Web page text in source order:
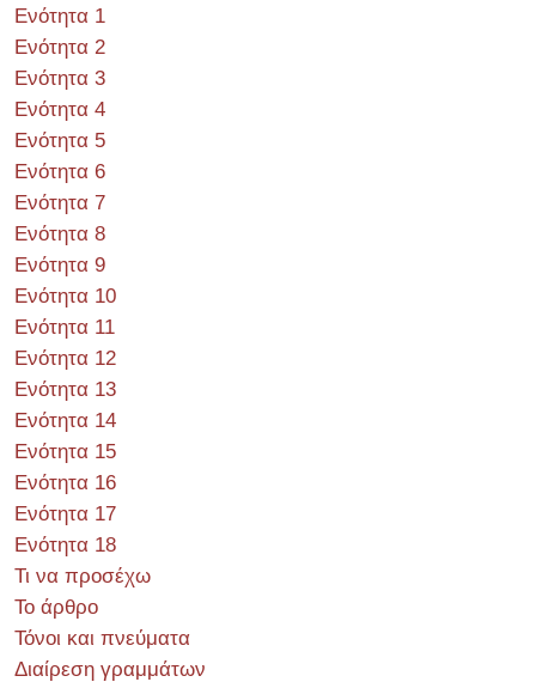
Ενότητα 1
Ενότητα 2
Ενότητα 3
Ενότητα 4
Ενότητα 5
Ενότητα 6
Ενότητα 7
Ενότητα 8
Ενότητα 9
Ενότητα 10
Ενότητα 11
Ενότητα 12
Ενότητα 13
Ενότητα 14
Ενότητα 15
Ενότητα 16
Ενότητα 17
Ενότητα 18
Τι να προσέχω
Το άρθρο
Τόνοι και πνεύματα
Διαίρεση γραμμάτων